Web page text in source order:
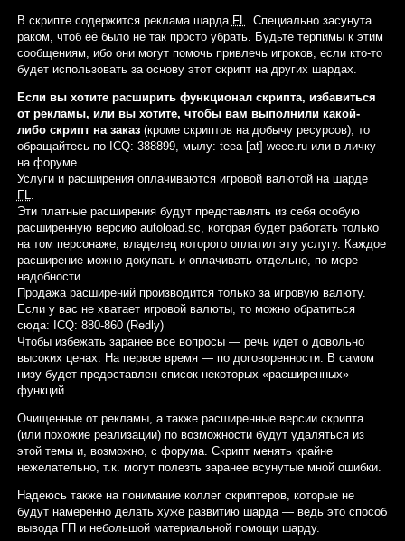
В скрипте содержится реклама шарда FL
. Специально засунута
раком, чтоб её было не так просто убрать. Будьте терпимы к этим
сообщениям, ибо они могут помочь привлечь игроков, если кто-то
будет использовать за основу этот скрипт на других шардах.
Если вы хотите расширить функционал скрипта, избавиться
от рекламы, или вы хотите, чтобы вам выполнили какой-
либо скрипт на заказ(кроме скриптов на добычу ресурсов), то
обращайтесь по ICQ: 388899, мылу: teea [аt] weee.ru или в личку
на форуме.
Услуги и расширения оплачиваются игровой валютой на шарде
FL
Эти платные расширения будут представлять из себя особую
расширенную версию autoload.sc, которая будет работать только
на том персонаже, владелец которого оплатил эту услугу. Каждое
расширение можно докупать и оплачивать отдельно, по мере
надобности.
Продажа расширений производится только за игровую валюту.
Если у вас не хватает игровой валюты, то можно обратиться
сюда: ICQ: 880-860 (Redly)
Чтобы избежать заранее все вопросы — речь идет о довольно
высоких ценах. На первое время — по договоренности. В самом
низу будет предоставлен список некоторых «расширенных»
функций.
Очищенные от рекламы, а также расширенные версии скрипта
(или похожие реализации) по возможности будут удаляться из
этой темы и, возможно, с форума. Скрипт менять крайне
нежелательно, т.к. могут полезть заранее всунутые мной ошибки.
Надеюсь также на понимание коллег скриптеров, которые не
будут намеренно делать хуже развитию шарда — ведь это способ
вывода ГП и небольшой материальной помощи шарду.